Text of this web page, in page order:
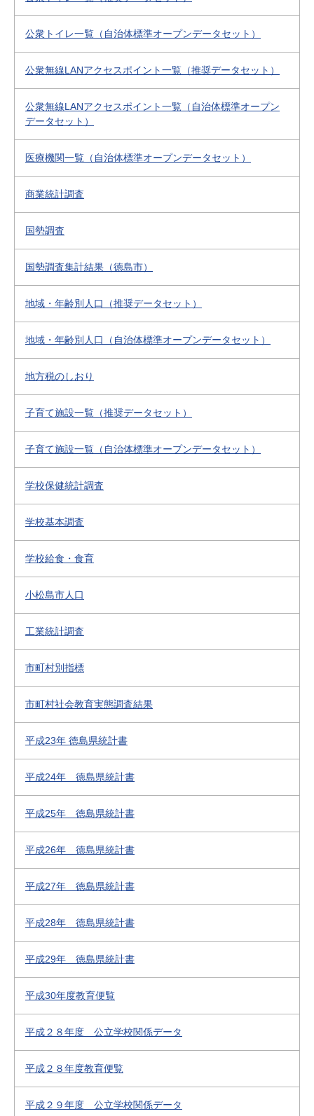
公衆トイレ一覧（自治体標準オープンデータセット）
公衆無線LANアクセスポイント一覧（推奨データセット）
公衆無線LANアクセスポイント一覧（自治体標準オープン
データセット）
医療機関一覧（自治体標準オープンデータセット）
商業統計調査
国勢調査
国勢調査集計結果（徳島市）
地域・年齢別人口（推奨データセット）
地域・年齢別人口（自治体標準オープンデータセット）
地方税のしおり
子育て施設一覧（推奨データセット）
子育て施設一覧（自治体標準オープンデータセット）
学校保健統計調査
学校基本調査
学校給食・食育
小松島市人口
工業統計調査
市町村別指標
市町村社会教育実態調査結果
平成23年 徳島県統計書
平成24年 徳島県統計書
平成25年 徳島県統計書
平成26年 徳島県統計書
平成27年 徳島県統計書
平成28年 徳島県統計書
平成29年 徳島県統計書
平成30年度教育便覧
平成２８年度 公立学校関係データ
平成２８年度教育便覧
平成２９年度 公立学校関係データ